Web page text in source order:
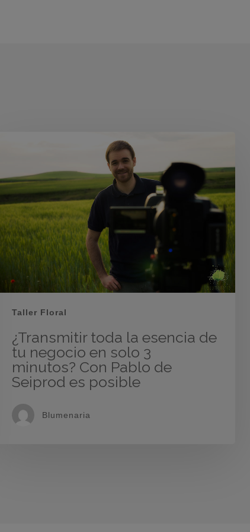
Taller Floral
¿Transmitir toda la esencia de
tu negocio en solo 3
minutos? Con Pablo de
Seiprod es posible
Blumenaria